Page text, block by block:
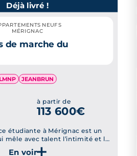
Déjà livré !
NEUFS
MÉRIGNAC
de marche du
LMNP JEANBRUN
à partir de
113 600€
étudiante à Mérignac est un
mêle avec talent l’intimité et le
coliving.